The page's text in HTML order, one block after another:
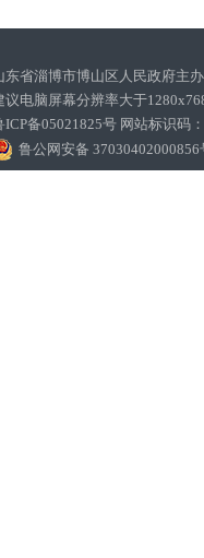
东省淄博市博山区人民政府
议电脑屏幕分辨率大于
ICP备05021825号 网站标识码
鲁公网安备 37030402000856